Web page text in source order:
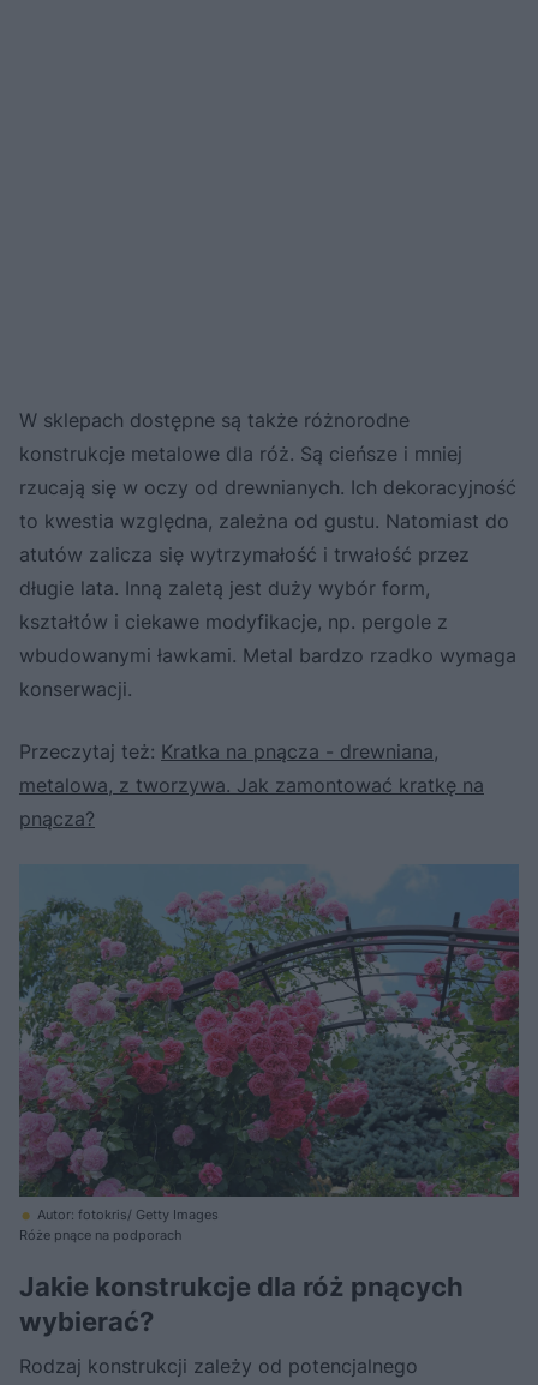
W sklepach dostępne są także różnorodne
konstrukcje metalowe dla róż. Są cieńsze i mniej
rzucają się w oczy od drewnianych. Ich dekoracyjność
to kwestia względna, zależna od gustu. Natomiast do
atutów zalicza się wytrzymałość i trwałość przez
długie lata. Inną zaletą jest duży wybór form,
kształtów i ciekawe modyfikacje, np. pergole z
wbudowanymi ławkami. Metal bardzo rzadko wymaga
konserwacji.
Przeczytaj też: Kratka na pnącza - drewniana,
metalowa, z tworzywa. Jak zamontować kratkę na
pnącza?
Autor: fotokris/ Getty Images
Róże pnące na podporach
Jakie konstrukcje dla róż pnących
wybierać?
Rodzaj konstrukcji zależy od potencjalnego